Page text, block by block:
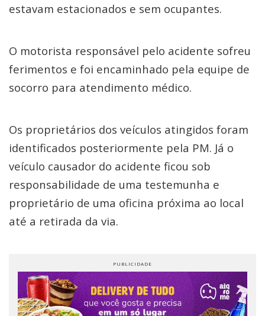
estavam estacionados e sem ocupantes.
O motorista responsável pelo acidente sofreu
ferimentos e foi encaminhado pela equipe de
socorro para atendimento médico.
Os proprietários dos veículos atingidos foram
identificados posteriormente pela PM. Já o
veículo causador do acidente ficou sob
responsabilidade de uma testemunha e
proprietário de uma oficina próxima ao local
até a retirada da via.